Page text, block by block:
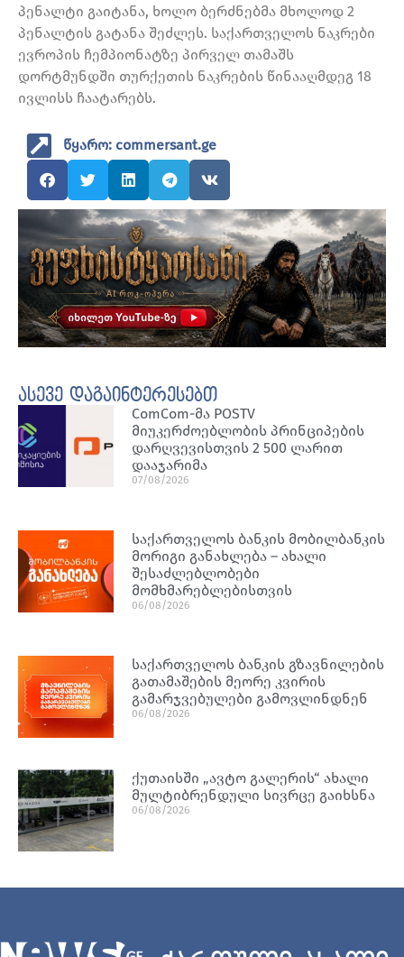
პენალტი გაიტანა, ხოლო ბერძნებმა მხოლოდ 2
პენალტის გატანა შეძლეს. საქართველოს ნაკრები
ევროპის ჩემპიონატზე პირველ თამაშს
დორტმუნდში თურქეთის ნაკრების წინააღმდეგ 18
ივლისს ჩაატარებს.
წყარო: commersant.ge
ასევე დაგაინტერესებთ
ComCom-მა POSTV
მიუკერძოებლობის პრინციპების
დარღვევისთვის 2 500 ლარით
დააჯარიმა
07/08/2026
საქართველოს ბანკის მობილბანკის
მორიგი განახლება – ახალი
შესაძლებლობები
მომხმარებლებისთვის
06/08/2026
საქართველოს ბანკის გზავნილების
გათამაშების მეორე კვირის
გამარჯვებულები გამოვლინდნენ
06/08/2026
ქუთაისში „ავტო გალერის“ ახალი
მულტიბრენდული სივრცე გაიხსნა
06/08/2026